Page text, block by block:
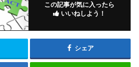
この記事が気に入ったら
いいねしよう！
シェア